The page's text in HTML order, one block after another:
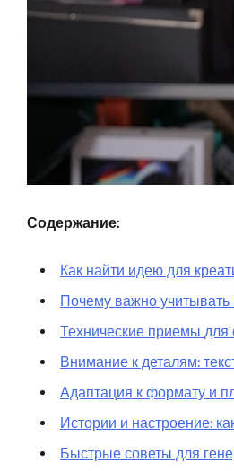
Содержание:
Как найти идею для
Почему важно учитывать
Технические приемы для
Внимание к деталям:
Адаптация к формату и
Истории и настроение:
Быстрые советы для